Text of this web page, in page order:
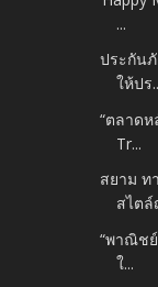
...
ประกัน
ให้ปร
“ตลาด
Tr...
สยาม ท
สไตล์
“พาณิช
ใ...